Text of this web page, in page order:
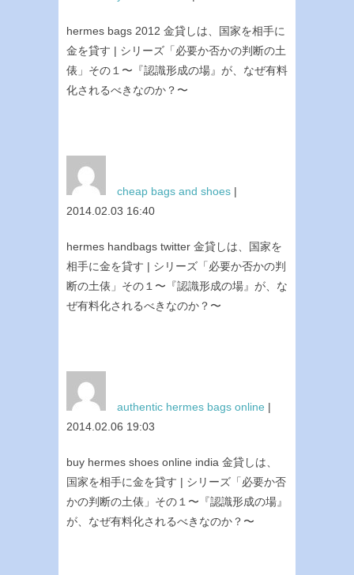
hermes bags 2012 金貸しは、国家を相手に
金を貸す | シリーズ「必要か否かの判断の土
俵」その１〜『認識形成の場』が、なぜ有料
化されるべきなのか？〜
cheap bags and shoes |
2014.02.03 16:40
hermes handbags twitter 金貸しは、国家を
相手に金を貸す | シリーズ「必要か否かの判
断の土俵」その１〜『認識形成の場』が、な
ぜ有料化されるべきなのか？〜
authentic hermes bags online |
2014.02.06 19:03
buy hermes shoes online india 金貸しは、
国家を相手に金を貸す | シリーズ「必要か否
かの判断の土俵」その１〜『認識形成の場』
が、なぜ有料化されるべきなのか？〜